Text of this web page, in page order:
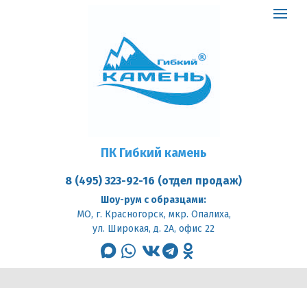
ПК Гибкий камень
8 (495) 323-92-16 (отдел продаж)
Шоу-рум с образцами:
МО, г. Красногорск, мкр. Опалиха,
ул. Широкая, д. 2А, офис 22
max whatsapp
vk telegramodnoklassniki
Toggle